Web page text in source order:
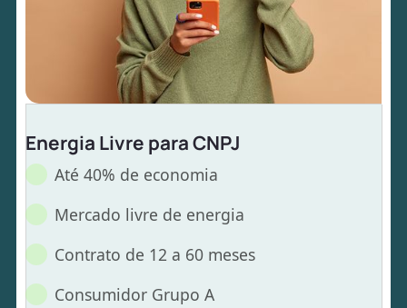
Energia Livre para CNPJ
Até 40% de economia
Mercado livre de energia
Contrato de 12 a 60 meses
Consumidor Grupo A